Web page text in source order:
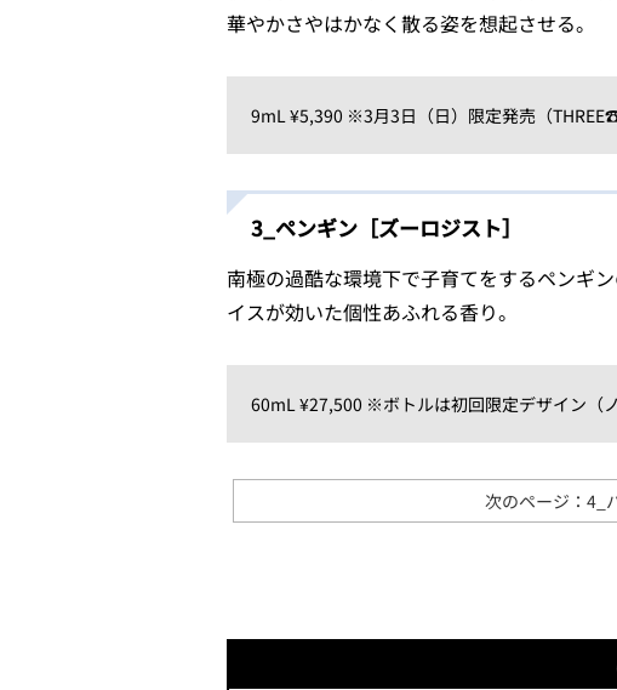
華やかさやはかなく散る姿を想起させる。
9mL ¥5,390 ※3月3日（日）限定発売（
3_ペンギン［ズーロジスト］
南極の過酷な環境下で子育てをするペンギ
イスが効いた個性あふれる香り。
60mL ¥27,500 ※ボトルは初回限定デザイン（
次のページ：4_